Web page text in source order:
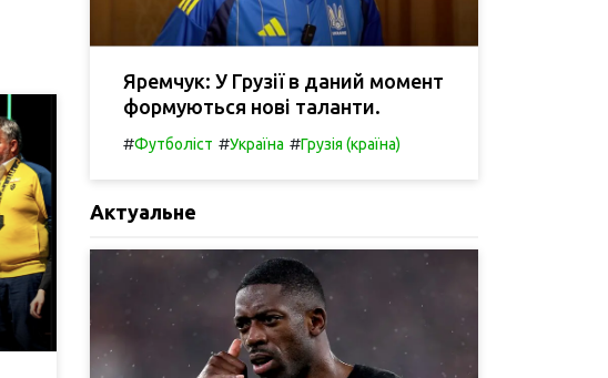
Яремчук: У Грузії в даний момент
формуються нові таланти.
#Футболіст #Україна #Грузія (країна)
Актуальне